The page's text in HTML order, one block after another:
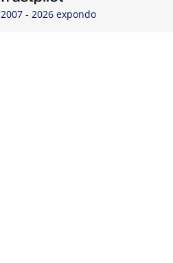
- 2026 expondo